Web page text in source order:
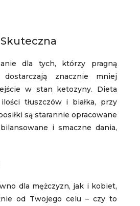
dla tych, którzy pragną
znacznie mniej
w stan ketozyny. Dieta
tłuszczów i białka, przy
są starannie opracowane
i smaczne dania,
dla mężczyzn, jak i kobiet,
od Twojego celu – czy to